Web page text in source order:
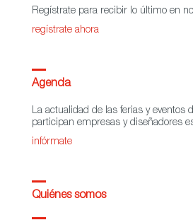
Regístrate para recibir lo último en
regístrate ahora
Agenda
La actualidad de las ferias y eventos
participan empresas y diseñadores
infórmate
Quiénes somos